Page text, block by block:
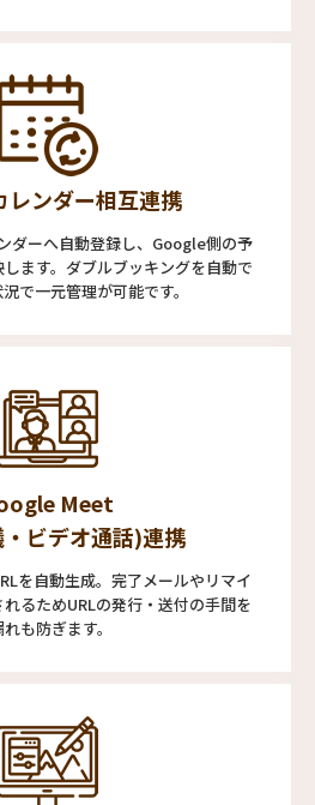
ンダー相互連携
ダーへ自動登録し、Google側の予
ます。ダブルブッキングを自動で
で一元管理が可能です。
Meet
ビデオ通話)連携
を自動生成。完了メールやリマイ
るためURLの発行・送付の手間を
も防ぎます。